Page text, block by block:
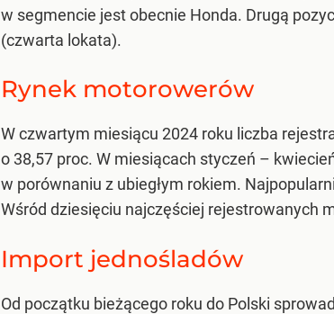
w segmencie jest obecnie Honda. Drugą
(czwarta lokata).
Rynek motorowerów
W czwartym miesiącu 2024 roku liczba
o 38,57 proc. W miesiącach styczeń –
w porównaniu z ubiegłym rokiem.
Wśród dziesięciu najczęściej rejestrowanych
Import jednośladów
Od początku bieżącego roku do Polski